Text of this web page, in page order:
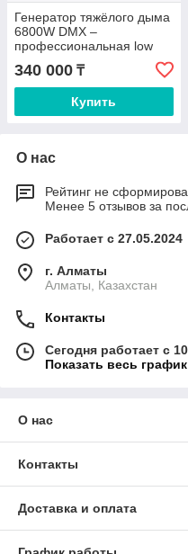
Генератор тяжёлого дыма
6800W DMX –
профессиональная low
fog машина для свадеб,
концертов и шоу, эффект
танца в облаках
340 000 ₸
Купить
О нас
Рейтинг не
Менее 5 отзывов за
Работает с 27.05.2024
г. Алматы
Алматы, Казахстан
Контакты
Сегодня работает с
Показать весь
О нас
Контакты
Доставка и оплата